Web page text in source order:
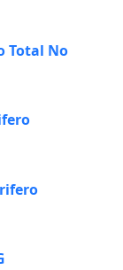
Total No